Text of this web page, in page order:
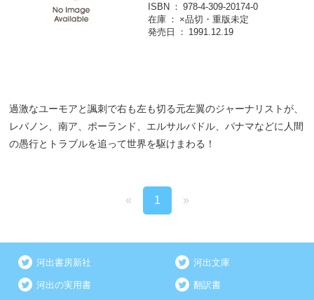
ISBN
978-4-309-20174-0
在庫
×品切・重版未定
発売日
1991.12.19
過激なユーモアと諷刺で右も左も切る元左翼のジャーナリストが、
レバノン、南ア、ポーランド、エルサルバドル、パナマなどに人間
の愚行とトラブルを追って世界を駆けまわる！
« 1 »
河出書房新社 河出文庫
河出の実用書 翻訳書